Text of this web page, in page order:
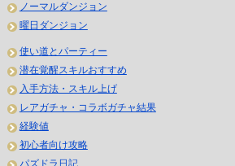
ノーマルダンジョン
曜日ダンジョン
使い道とパーティー
潜在覚醒スキルおすすめ
入手方法・スキル上げ
レアガチャ・コラボガチャ結果
経験値
初心者向け攻略